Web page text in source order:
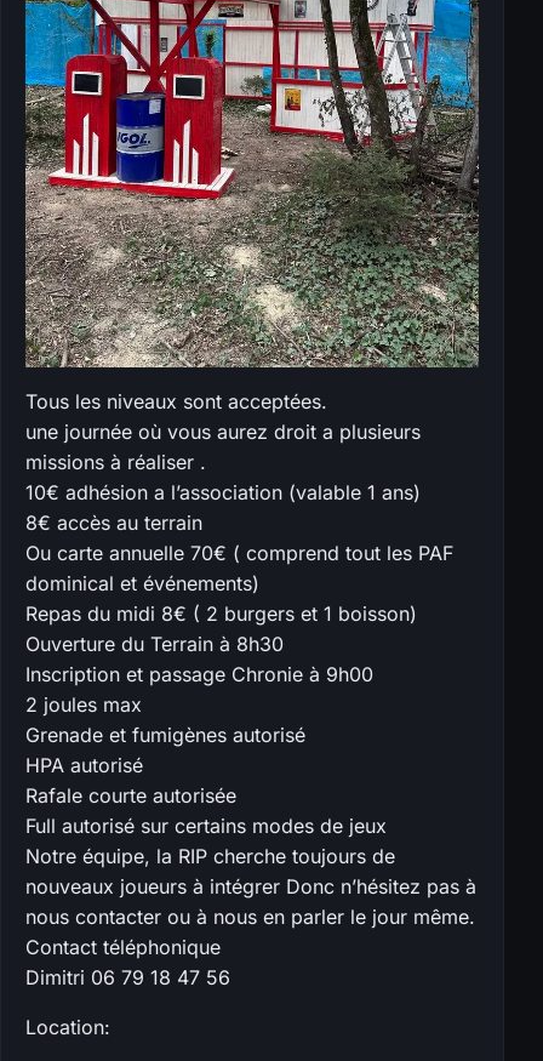
Tous les niveaux sont acceptées.
une journée où vous aurez droit a plusieurs
missions à réaliser .
10€ adhésion a l’association (valable 1 ans)
8€ accès au terrain
Ou carte annuelle 70€ ( comprend tout les PAF
dominical et événements)
Repas du midi 8€ ( 2 burgers et 1 boisson)
Ouverture du Terrain à 8h30
Inscription et passage Chronie à 9h00
2 joules max
Grenade et fumigènes autorisé
HPA autorisé
Rafale courte autorisée
Full autorisé sur certains modes de jeux
Notre équipe, la RIP cherche toujours de
nouveaux joueurs à intégrer Donc n’hésitez pas à
nous contacter ou à nous en parler le jour même.
Contact téléphonique
Dimitri 06 79 18 47 56
Location: